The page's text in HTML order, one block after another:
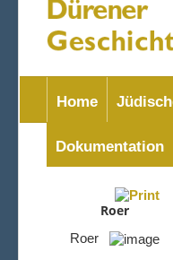
Home
Dokumentation
Roer
Roer